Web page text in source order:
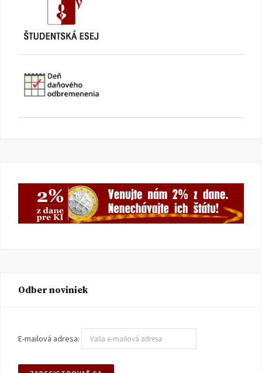
Odber noviniek
E-mailová adresa: